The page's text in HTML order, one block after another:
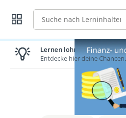
Suche
Lernen lohnt sich!
Entdecke hier deine Chancen.